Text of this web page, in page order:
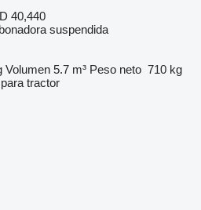
40,440
suspendida
Volumen 5.7 m³ Peso neto 710 kg
para tractor